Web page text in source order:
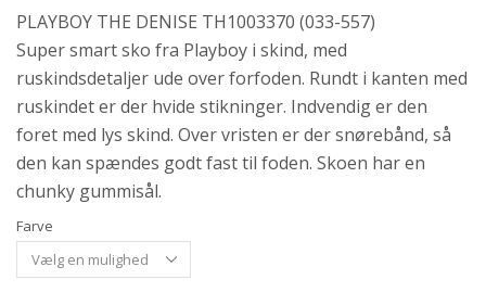
PLAYBOY THE DENISE TH1003370 (033-557)
Super smart sko fra Playboy i skind, med
ruskindsdetaljer ude over forfoden. Rundt i kanten med
ruskindet er der hvide stikninger. Indvendig er den
foret med lys skind. Over vristen er der snørebånd, så
den kan spændes godt fast til foden. Skoen har en
chunky gummisål.
Farve